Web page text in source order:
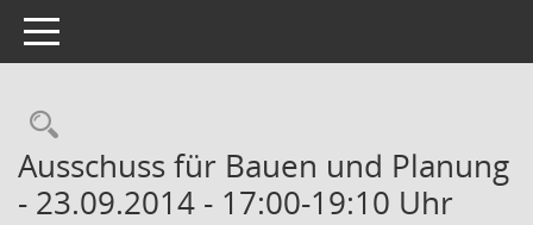
Toggle navigation
Rechercheauswahl
Ausschuss für Bauen und Planung
- 23.09.2014 - 17:00-19:10 Uhr